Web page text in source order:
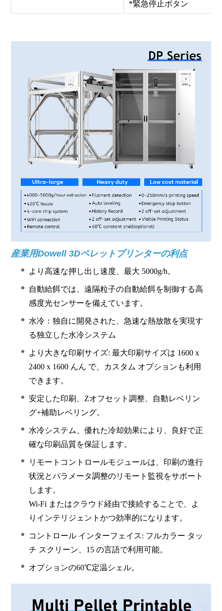
*緊急停止ボタン
産業用Dowell 3Dペレットプリンターの利点
より高速な押し出し速度、最大 5000g/h。
自動給餌では、遠隔粒子の自動給餌を制御する高
感度光センサーを備えています。
水冷：独自に開発された、急速な熱放散を実現す
る独立した水冷システム
より大きな印刷サイズ: 最大印刷サイズは 1600 x
2400 x 1600 んん で、カスタム オプションも利用
できます。
安定した印刷、Zオフセット調整、自動レベリン
グ+補助レベリング。
水冷システム、優れた冷却効果により、良好で正
確な印刷品質を保証します。
リモートコントロールモジュールは、印刷の進行
状況とパラメータ調整のリモート監視をサポート
します。
Wi-Fi またはクラウド経由で接続することで、よ
りインテリジェントかつ効率的になります。
コントロール インターフェイス: フルカラー タッ
チ スクリーン、15 の言語で利用可能。
オプションの60℃定温シェル。